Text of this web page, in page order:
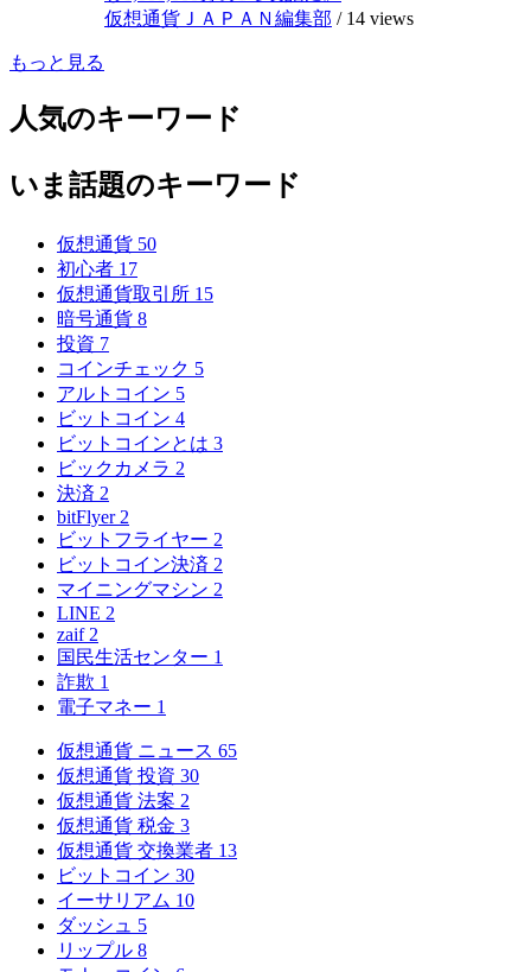
仮想通貨ＪＡＰＡＮ編集部 / 14 views
もっと見る
人気のキーワード
いま話題のキーワード
仮想通貨 50
初心者 17
仮想通貨取引所 15
暗号通貨 8
投資 7
コインチェック 5
アルトコイン 5
ビットコイン 4
ビットコインとは 3
ビックカメラ 2
決済 2
bitFlyer 2
ビットフライヤー 2
ビットコイン決済 2
マイニングマシン 2
LINE 2
zaif 2
国民生活センター 1
詐欺 1
電子マネー 1
仮想通貨 ニュース 65
仮想通貨 投資 30
仮想通貨 法案 2
仮想通貨 税金 3
仮想通貨 交換業者 13
ビットコイン 30
イーサリアム 10
ダッシュ 5
リップル 8